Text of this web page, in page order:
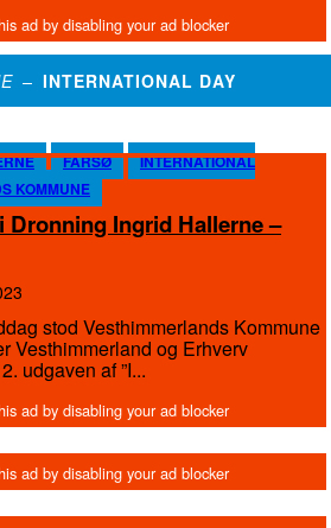
– INTERNATIONAL DAY
FARSØ
INTERNATIONAL
KOMMUNE
Ingrid Hallerne –
stod Vesthimmerlands Kommune
Vesthimmerland og Erhverv
udgaven af ”I...